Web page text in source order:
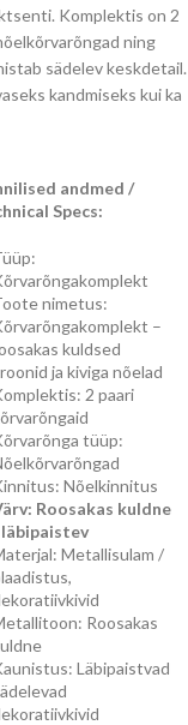
Komplektis on 2
ning
sädelev keskdetail.
kandmiseks kui ka
andmed /
Specs:
nimetus:
–
kuldsed
ja kiviga nõelad
2 paari
tüüp:
Nõelkinnitus
Roosakas kuldne
Metallisulam /
Roosakas
Läbipaistvad